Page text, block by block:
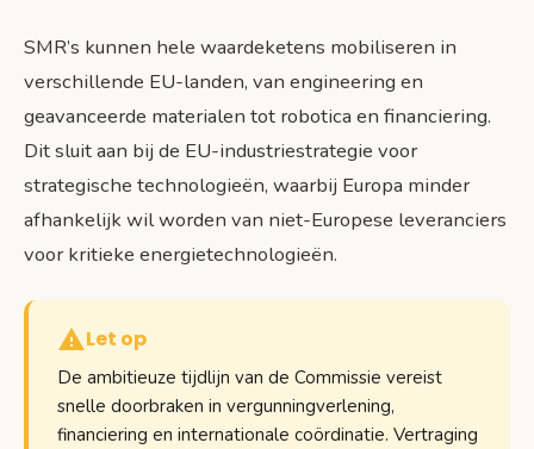
SMR’s kunnen hele waardeketens mobiliseren in
verschillende EU-landen, van engineering en
geavanceerde materialen tot robotica en financiering.
Dit sluit aan bij de EU-industriestrategie voor
strategische technologieën, waarbij Europa minder
afhankelijk wil worden van niet-Europese leveranciers
voor kritieke energietechnologieën.
Let op
De ambitieuze tijdlijn van de Commissie vereist
snelle doorbraken in vergunningverlening,
financiering en internationale coördinatie. Vertraging